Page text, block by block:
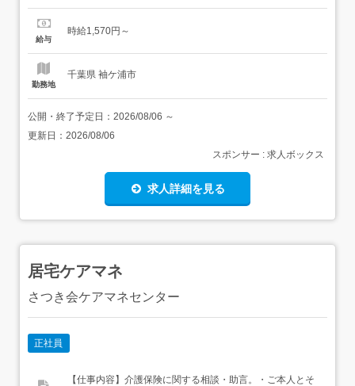
通費:一部支給・車・バイク通勤可・敷地内駐車場完備[雇用
手当あり(22:00～翌5:00)・時間外手当あり 定勤務時間を超
給与
時給1,570円～
勤務地
千葉県 袖ケ浦市
公開・終了予定日： 2026/08/06 ～
更新日： 2026/08/06
スポンサー : 求人ボックス
求人詳細を見る
居宅ケアマネ
さつき会ケアマネセンター
正社員
【仕事内容】介護保険に関する相談・助言。・ご本人とそ